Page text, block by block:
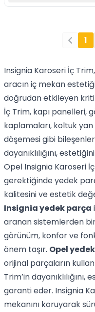
1
Insignia Karoseri İç
aracın iç mekan
doğrudan etkileyen
İç Trim, kapı panelleri,
kaplamaları, koltuk
döşemesi gibi
dayanıklılığını,
Opel Insignia Karoseri
gerektiğinde yedek
kalitesini ve estetik
Insignia yedek parça
aranan sistemlerden
görünüm, konfor ve
önem taşır. Opel
orijinal parçaların
Trim’in
garanti eder. Insignia
mekanını koruyarak